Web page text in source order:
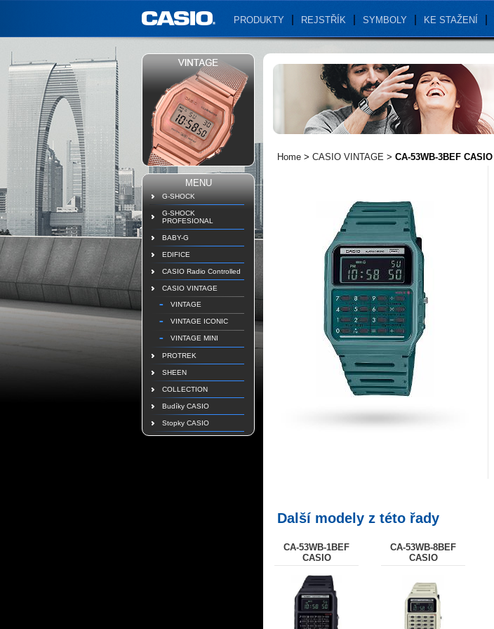
PRODUKTY REJSTŘÍK SYMBOLY KE STAŽENÍ
MENU
G-SHOCK
G-SHOCK
PROFESIONAL
BABY-G
EDIFICE
CASIO Radio Controlled
CASIO VINTAGE
VINTAGE
VINTAGE ICONIC
VINTAGE MINI
PROTREK
SHEEN
COLLECTION
Budíky CASIO
Stopky CASIO
Home > CASIO VINTAGE > CA-53WB-3BEF CASIO
Další modely z této řady
CA-53WB-1BEF
CASIO
CA-53WB-8BEF
CASIO